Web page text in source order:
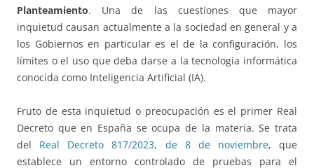
Planteamiento. Una de las cuestiones que mayor
inquietud causan actualmente a la sociedad en general y a
los Gobiernos en particular es el de la configuración, los
límites o el uso que deba darse a la tecnología informática
conocida como Inteligencia Artificial (IA).
Fruto de esta inquietud o preocupación es el primer Real
Decreto que en España se ocupa de la materia. Se trata
del Real Decreto 817/2023, de 8 de noviembre, que
establece un entorno controlado de pruebas para el